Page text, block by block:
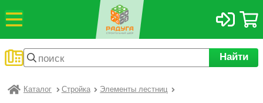
Найти
Каталог Стройка Элементы лестниц